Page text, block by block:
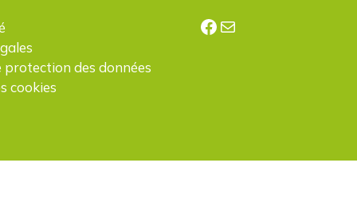
protection des données
cookies
Facebook
E-mail